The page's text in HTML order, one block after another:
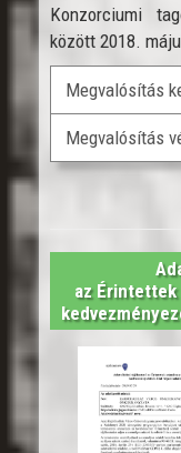
Konzorciumi
között 2018.
Megvalósítás
Megvalósítás
az Érintettek